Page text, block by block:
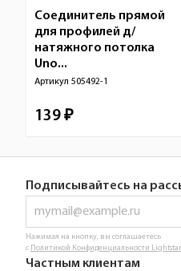
Соединитель прямой
для профилей д/
натяжного потолка
Uno...
Артикул 505492-1
139 ₽
Подписывайтесь на
Нажимая на кнопку, вы соглашаетесь
с Политикой Конфиденциальности
Частным клиентам